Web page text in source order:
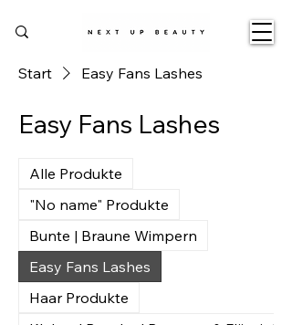
Start Easy Fans Lashes
Easy Fans Lashes
Alle Produkte
"No name" Produkte
Bunte | Braune Wimpern
Easy Fans Lashes
Haar Produkte